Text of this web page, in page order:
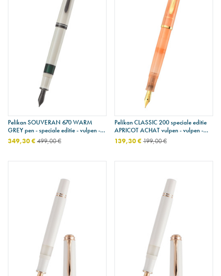
Pelikan SOUVERAN 670 WARM
GREY pen - speciale editie - vulpen -
medium penpunt
349,30 €499,00 €
Pelikan CLASSIC 200 speciale editie
APRICOT ACHAT vulpen - vulpen -
fijne penpunt
139,30 €199,00 €